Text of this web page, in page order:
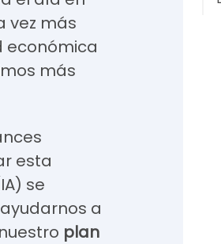
vez más
económica
más
esta
se
a
plan